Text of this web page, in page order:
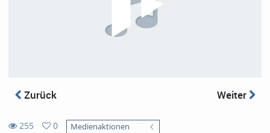
Zurück Weiter
255
0
Medienaktionen